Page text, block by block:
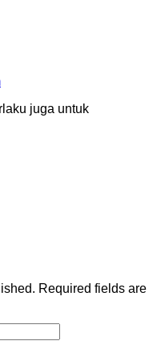
juga untuk
Required fields are